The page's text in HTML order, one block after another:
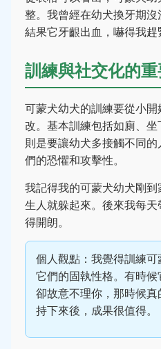
整。我曾經在幼犬換牙期沒
結果它牙齦出血，嚇得我趕
訓練與社交化的
可蒙犬幼犬的訓練要從小
改。基本訓練包括如廁、
則是要讓幼犬多接觸不同
們的恐懼和攻擊性。
我記得我的可蒙犬幼犬剛
生人就躲起來。後來我每
得開朗。
個人觀點：我覺得訓練
它們的固執性格。有時候
卻故意不理你，那時候
持下來後，成果很值得。